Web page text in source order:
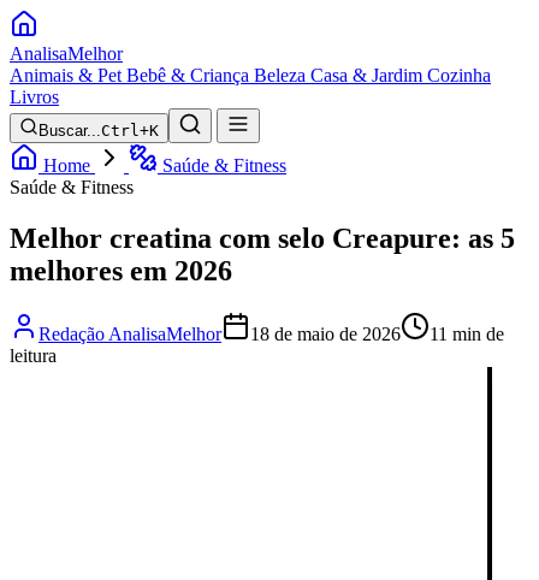
AnalisaMelhor
Animais & Pet Bebê & Criança Beleza Casa & Jardim Cozinha
Livros
Buscar...Ctrl+K
Home
Saúde & Fitness
Saúde & Fitness
Melhor creatina com selo Creapure: as 5
melhores em 2026
Redação AnalisaMelhor 18 de maio de 2026
11 min de
leitura